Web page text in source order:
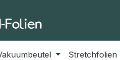
springen
Stretchfolien